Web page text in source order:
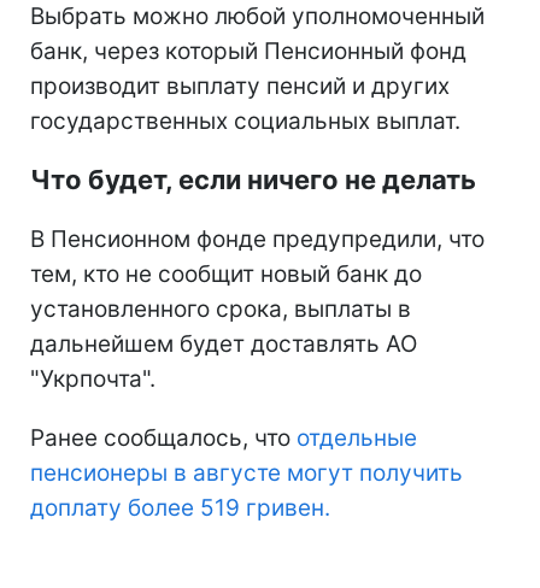
Выбрать можно любой уполномоченный
банк, через который Пенсионный фонд
производит выплату пенсий и других
государственных социальных выплат.
Что будет, если ничего не делать
В Пенсионном фонде предупредили, что
тем, кто не сообщит новый банк до
установленного срока, выплаты в
дальнейшем будет доставлять АО
"Укрпочта".
Ранее сообщалось, что отдельные
пенсионеры в августе могут получить
доплату более 519 гривен.